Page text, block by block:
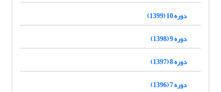
دوره 10 (1399)
دوره 9 (1398)
دوره 8 (1397)
دوره 7 (1396)